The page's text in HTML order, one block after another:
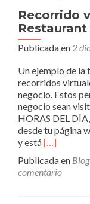
Recorrido
Restaurant
Publicada en 2
Un ejemplo de la
recorridos
negocio. Estos
negocio sean
HORAS DEL
desde tu página
y estáLeer
virtual
de
[…]
Publicada en Blog,
comentario